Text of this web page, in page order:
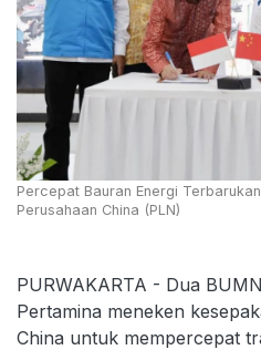
Percepat Bauran Energi
Perusahaan China (PLN)
PURWAKARTA - Dua
Pertamina meneken
China untuk mempercepat